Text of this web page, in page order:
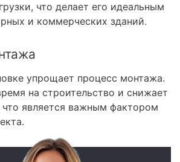
что делает его идеальным
и коммерческих зданий.
упрощает процесс монтажа.
на строительство и снижает
что является важным фактором